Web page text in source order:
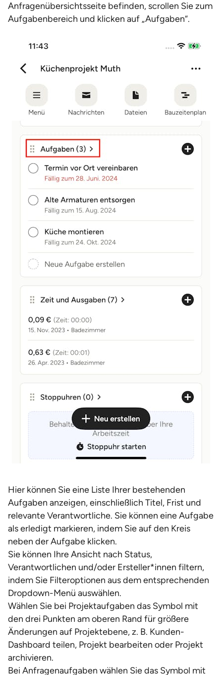
Anfragenübersichtsseite befinden, scrollen Sie zum
Aufgabenbereich und klicken auf „Aufgaben“.
Hier können Sie eine Liste Ihrer bestehenden
Aufgaben anzeigen, einschließlich Titel, Frist und
relevante Verantwortliche. Sie können eine Aufgabe
als erledigt markieren, indem Sie auf den Kreis
neben der Aufgabe klicken.
Sie können Ihre Ansicht nach Status,
Verantwortlichen und/oder Ersteller*innen filtern,
indem Sie Filteroptionen aus dem entsprechenden
Dropdown-Menü auswählen.
Wählen Sie bei Projektaufgaben das Symbol mit
den drei Punkten am oberen Rand für größere
Änderungen auf Projektebene, z. B. Kunden-
Dashboard teilen, Projekt bearbeiten oder Projekt
archivieren.
Bei Anfragenaufgaben wählen Sie das Symbol mit